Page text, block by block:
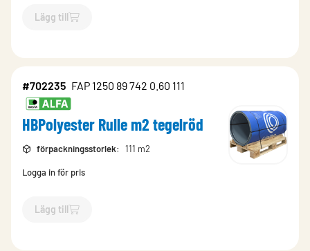
Lägg till
`$Lägg till
#702235 FAP 1250 89 742 0.60 111
HBPolyester Rulle m2 tegelröd
förpackningsstorlek: 111 m2
Logga in för pris
Lägg till
`$Lägg till